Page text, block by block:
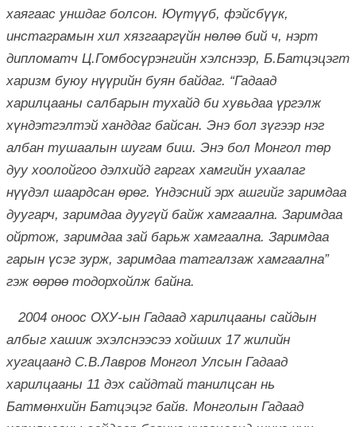
хаягаас уншдаг болсон. Юүтүүб, фэйсбүүк,
инстаграмын хил хязгааргүйн нөлөө бий ч, нэрт
дипломатч Ц.Гомбосүрэнгийн хэлснээр, Б.Батцэцэгт
харизм буюу нүүрийн буян байдаг. “Гадаад
харилцааны салбарын тухайд би хувьдаа үргэлж
хүндэтгэлтэй ханддаг байсан. Энэ бол зүгээр нэг
албан тушаалын шугам биш. Энэ бол Монгол төр
дуу хоолойгоо дэлхийд гаргах хамгийн ухаалаг
нүүдэл шаардсан өрөг. Үндэсний эрх ашгийг заримдаа
дуугарч, заримдаа дуугүй байж хамгаална. Заримдаа
ойртож, заримдаа зай барьж хамгаална. Заримдаа
гарын үсэг зурж, заримдаа татгалзаж хамгаална”
гэж өөрөө тодорхойлж байна.
2004 оноос ОХУ-ын Гадаад харилцааны сайдын
албыг хашиж эхэлснээсээ хойших 17 жилийн
хугацаанд С.В.Лавров Монгол Улсын Гадаад
харилцааны 11 дэх сайдтай танилцсан нь
Батмөнхийн Батцэцэг байв. Монголын Гадаад